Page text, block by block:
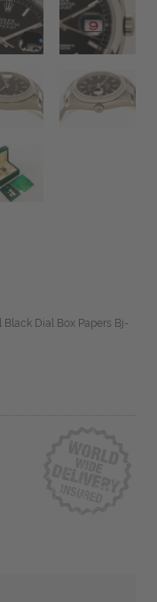
Black Dial Box Papers Bj-